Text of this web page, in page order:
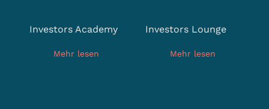
Investors Academy
Mehr lesen
Investors Lounge
Mehr lesen